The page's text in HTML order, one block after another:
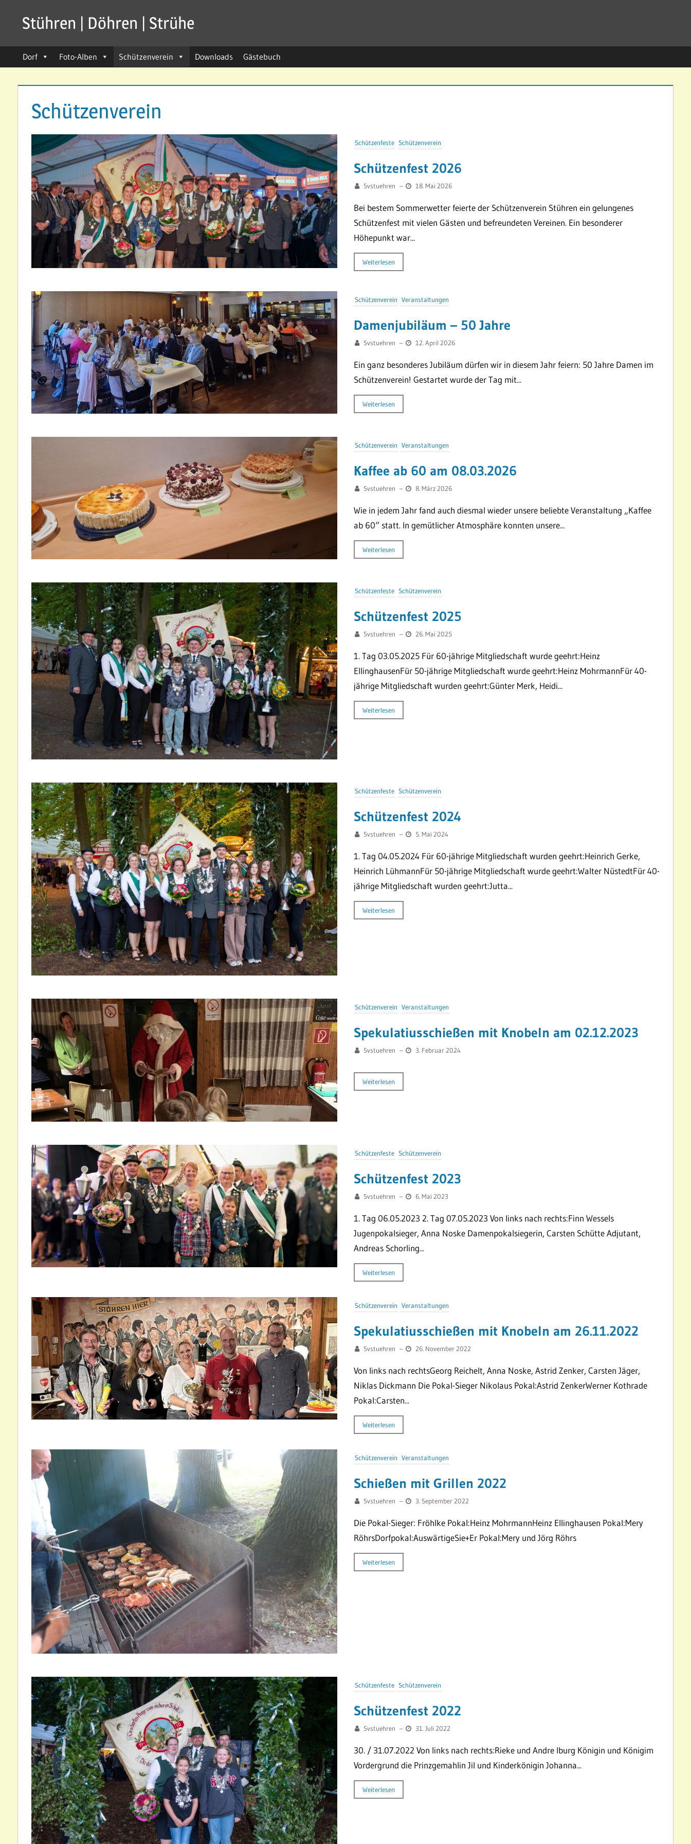
Stühren | Döhren | Strühe
seit
Dorf Foto-Alben Schützenverein Downloads Gästebuch
Schützenverein
Schützenfeste Schützenverein
Schützenfest 2026
Svstuehren – 18. Mai 2026
Bei bestem Sommerwetter feierte der Schützenverein Stühren ein gelungenes
Schützenfest mit vielen Gästen und befreundeten Vereinen. Ein besonderer
Höhepunkt war...
Weiterlesen
Schützenverein Veranstaltungen
Damenjubiläum – 50 Jahre
Svstuehren – 12. April 2026
Ein ganz besonderes Jubiläum dürfen wir in diesem Jahr feiern: 50 Jahre Damen im
Schützenverein! Gestartet wurde der Tag mit...
Weiterlesen
Schützenverein Veranstaltungen
Kaffee ab 60 am 08.03.2026
Svstuehren – 8. März 2026
Wie in jedem Jahr fand auch diesmal wieder unsere beliebte Veranstaltung „Kaffee
ab 60“ statt. In gemütlicher Atmosphäre konnten unsere...
Weiterlesen
Schützenfeste Schützenverein
Schützenfest 2025
Svstuehren – 26. Mai 2025
1. Tag 03.05.2025 Für 60-jährige Mitgliedschaft wurde geehrt:Heinz
EllinghausenFür 50-jährige Mitgliedschaft wurde geehrt:Heinz MohrmannFür 40-
jährige Mitgliedschaft wurden geehrt:Günter Merk, Heidi...
Weiterlesen
Schützenfeste Schützenverein
Schützenfest 2024
Svstuehren – 5. Mai 2024
1. Tag 04.05.2024 Für 60-jährige Mitgliedschaft wurden geehrt:Heinrich Gerke,
Heinrich LühmannFür 50-jährige Mitgliedschaft wurde geehrt:Walter NüstedtFür 40-
jährige Mitgliedschaft wurden geehrt:Jutta...
Weiterlesen
Schützenverein Veranstaltungen
Spekulatiusschießen mit Knobeln am 02.12.2023
Svstuehren – 3. Februar 2024
Weiterlesen
Schützenfeste Schützenverein
Schützenfest 2023
Svstuehren – 6. Mai 2023
1. Tag 06.05.2023 2. Tag 07.05.2023 Von links nach rechts:Finn Wessels
Jugenpokalsieger, Anna Noske Damenpokalsiegerin, Carsten Schütte Adjutant,
Andreas Schorling...
Weiterlesen
Schützenverein Veranstaltungen
Spekulatiusschießen mit Knobeln am 26.11.2022
Svstuehren – 26. November 2022
Von links nach rechtsGeorg Reichelt, Anna Noske, Astrid Zenker, Carsten Jäger,
Niklas Dickmann Die Pokal-Sieger Nikolaus Pokal:Astrid ZenkerWerner Kothrade
Pokal:Carsten...
Weiterlesen
Schützenverein Veranstaltungen
Schießen mit Grillen 2022
Svstuehren – 3. September 2022
Die Pokal-Sieger: Fröhlke Pokal:Heinz MohrmannHeinz Ellinghausen Pokal:Mery
RöhrsDorfpokal:AuswärtigeSie+Er Pokal:Mery und Jörg Röhrs
Weiterlesen
Schützenfeste Schützenverein
Schützenfest 2022
Svstuehren – 31. Juli 2022
30. / 31.07.2022 Von links nach rechts:Rieke und Andre Iburg Königin und Königim
Vordergrund die Prinzgemahlin Jil und Kinderkönigin Johanna...
Weiterlesen